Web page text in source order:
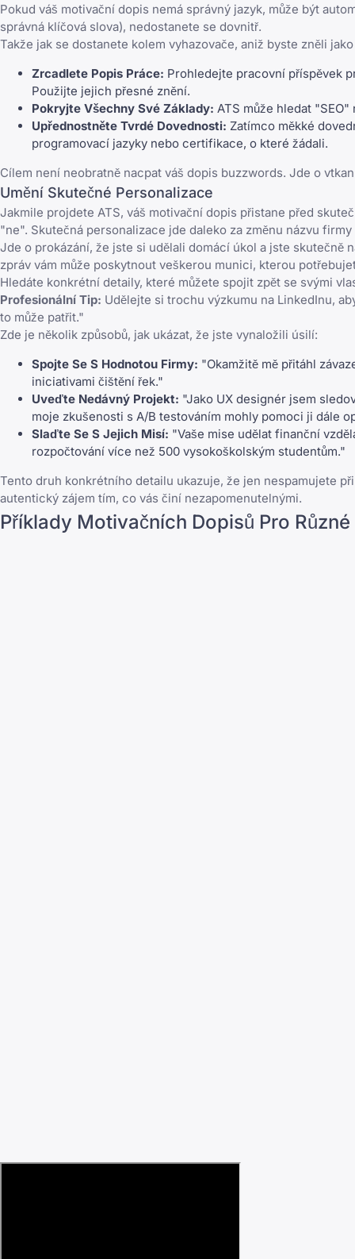
Pokud váš motivační dopis nemá správný jazyk, může být
správná klíčová slova), nedostanete se dovnitř.
Takže jak se dostanete kolem vyhazovače, aniž byste zněli
Zrcadlete Popis Práce: Prohledejte pracovní příspěvek
Použijte jejich přesné znění.
Pokryjte Všechny Své Základy: ATS může hledat
Upřednostněte Tvrdé Dovednosti: Zatímco měkké
programovací jazyky nebo certifikace, o které žádali.
Cílem není neobratně nacpat váš dopis buzzwords. Jde o
Umění Skutečné Personalizace
Jakmile projdete ATS, váš motivační dopis přistane před
"ne". Skutečná personalizace jde daleko za změnu názvu
Jde o prokázání, že jste si udělali domácí úkol a jste skutečně
zpráv vám může poskytnout veškerou munici, kterou
Hledáte konkrétní detaily, které můžete spojit zpět se svými
Profesionální Tip: Udělejte si trochu výzkumu na LinkedInu,
to může patřit."
Zde je několik způsobů, jak ukázat, že jste vynaložili úsilí:
Spojte Se S Hodnotou Firmy: "Okamžitě mě přitáhl
iniciativami čištění řek."
Uveďte Nedávný Projekt: "Jako UX designér jsem
moje zkušenosti s A/B testováním mohly pomoci ji dále
Slaďte Se S Jejich Misí: "Vaše mise udělat finanční
rozpočtování více než 500 vysokoškolským studentům."
Tento druh konkrétního detailu ukazuje, že jen nespamujete
autentický zájem tím, co vás činí nezapomenutelnými.
Příklady Motivačních Dopisů Pro